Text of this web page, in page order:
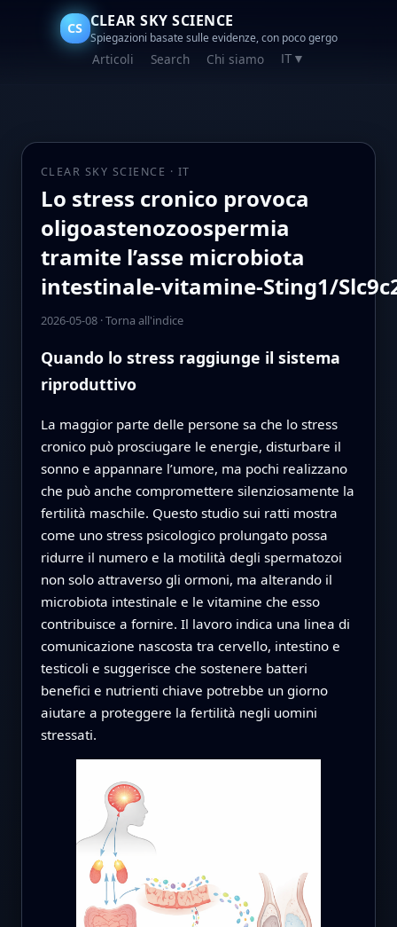
CS CLEAR SKY SCIENCE
Spiegazioni basate sulle evidenze, con poco gergo
Articoli Search Chi siamo IT ▼
CLEAR SKY SCIENCE · IT
Lo stress cronico provoca
oligoastenozoospermia
tramite l’asse microbiota
intestinale‑vitamine‑Sting1/
2026-05-08·Torna all'indice
Quando lo stress raggiunge il sistema
riproduttivo
La maggior parte delle persone sa che lo stress
cronico può prosciugare le energie, disturbare il
sonno e appannare l’umore, ma pochi realizzano
che può anche compromettere silenziosamente la
fertilità maschile. Questo studio sui ratti mostra
come uno stress psicologico prolungato possa
ridurre il numero e la motilità degli spermatozoi
non solo attraverso gli ormoni, ma alterando il
microbiota intestinale e le vitamine che esso
contribuisce a fornire. Il lavoro indica una linea di
comunicazione nascosta tra cervello, intestino e
testicoli e suggerisce che sostenere batteri
benefici e nutrienti chiave potrebbe un giorno
aiutare a proteggere la fertilità negli uomini
stressati.